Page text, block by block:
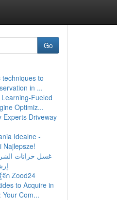
Go
techniques to
in ...
Fueled
Optimiz...
Experts Driveway
Idealne -
Najlepsze!
غسل خزانات
ก Zood24
to Acquire in
Your Com...